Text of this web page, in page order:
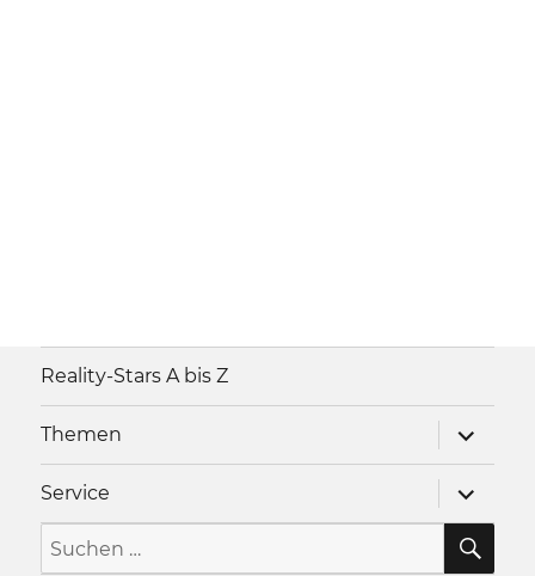
Reality-Stars A bis Z
Themen
anzeigen
Service
anzeigen
Suche
nach: